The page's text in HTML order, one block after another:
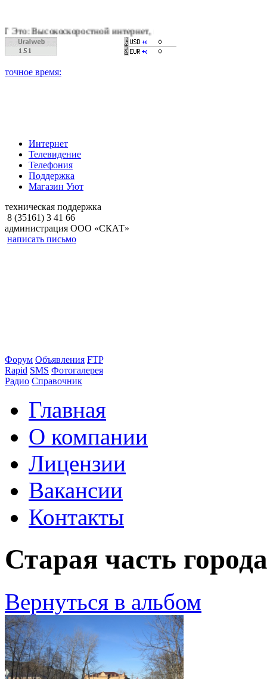
интернет, качественное цифровое и кабельное
Интернет
Телевидение
Телефония
Поддержка
Магазин Уют
техническая поддержка
8 (35161) 3 41 66
администрация ООО «СКАТ»
написать письмо
Форум Объявления FTP
Rapid SMS Фотогалерея
Радио Справочник
Главная
О компании
Лицензии
Вакансии
Контакты
Старая часть
Вернуться в альбом